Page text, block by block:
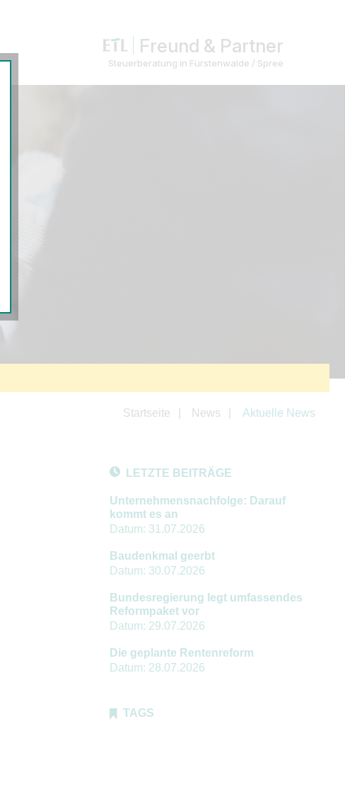
Freund & Partner
Steuerberatung in Fürstenwalde / Spree
Startseite News Aktuelle News
LETZTE BEITRÄGE
Unternehmensnachfolge: Darauf
kommt es an
Datum: 31.07.2026
Baudenkmal geerbt
Datum: 30.07.2026
Bundesregierung legt umfassendes
Reformpaket vor
Datum: 29.07.2026
Die geplante Rentenreform
Datum: 28.07.2026
TAGS